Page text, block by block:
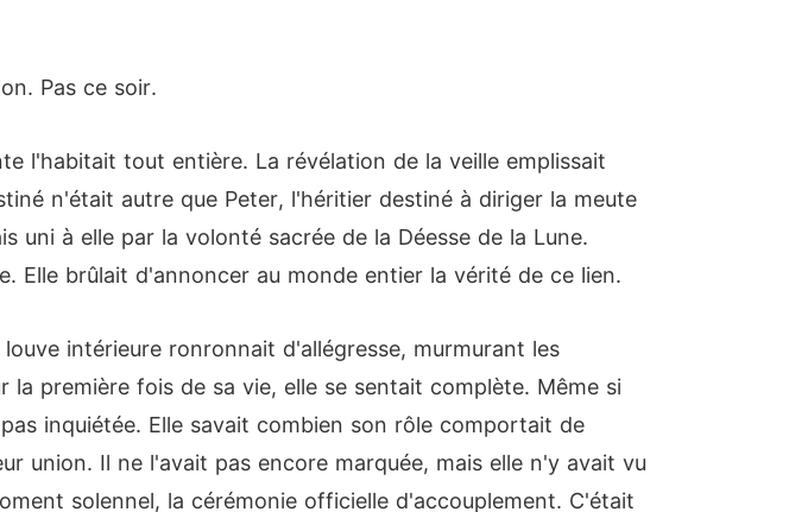
Pas ce soir.
l'habitait tout entière. La révélation de la veille emplissait
n'était autre que Peter, l'héritier destiné à diriger la meute
uni à elle par la volonté sacrée de la Déesse de la Lune.
Elle brûlait d'annoncer au monde entier la vérité de ce lien.
intérieure ronronnait d'allégresse, murmurant les
première fois de sa vie, elle se sentait complète. Même si
inquiétée. Elle savait combien son rôle comportait de
union. Il ne l'avait pas encore marquée, mais elle n'y avait vu
solennel, la cérémonie officielle d'accouplement. C'était